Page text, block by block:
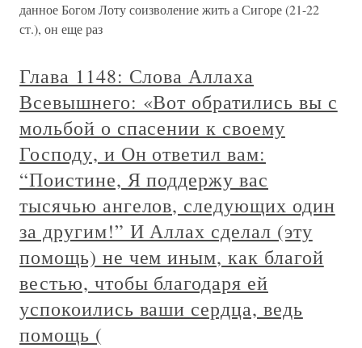
данное Богом Лоту соизволение жить а Сигоре (21-22
ст.), он еще раз
Глава 1148: Слова Аллаха
Всевышнего: «Вот обратились вы с
мольбой о спасении к своему
Господу, и Он ответил вам:
“Поистине, Я поддержу вас
тысячью ангелов, следующих один
за другим!” И Аллах сделал (эту
помощь) не чем иным, как благой
вестью, чтобы благодаря ей
успокоились ваши сердца, ведь
помощь (